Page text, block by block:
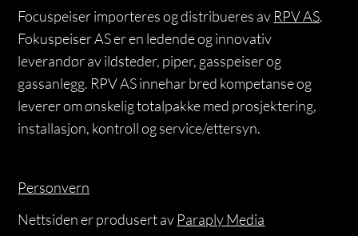
Focuspeiser importeres og distribueres av RPV AS.
Fokuspeiser AS er en ledende og innovativ
leverandør av ildsteder, piper, gasspeiser og
gassanlegg. RPV AS innehar bred kompetanse og
leverer om ønskelig totalpakke med prosjektering,
installasjon, kontroll og service/ettersyn.
Personvern
Nettsiden er produsert av Paraply Media